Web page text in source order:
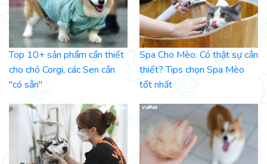
Top 10+ sản phẩm cần thiết
cho chó Corgi, các Sen cần
"có sẵn"
Spa Cho Mèo: Có thật sự cần
thiết? Tips chọn Spa Mèo
tốt nhất